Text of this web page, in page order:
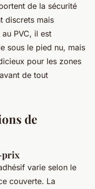
de la sécurité
discrets mais
PVC, il est
sous le pied nu, mais
pour les zones
de tout
de
prix
varie selon le
couverte. La